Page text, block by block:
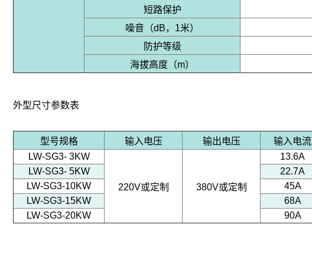
短路保护
噪音（dB，1米）
防护等级
海拔高度（m）
外型尺寸参数表
型号规格 输入电压 输出电压 输入电流
LW-SG3- 3KW
220V或定制 380V或定制
13.6A
LW-SG3- 5KW
22.7A
LW-SG3-10KW
45A
LW-SG3-15KW
68A
LW-SG3-20KW
90A